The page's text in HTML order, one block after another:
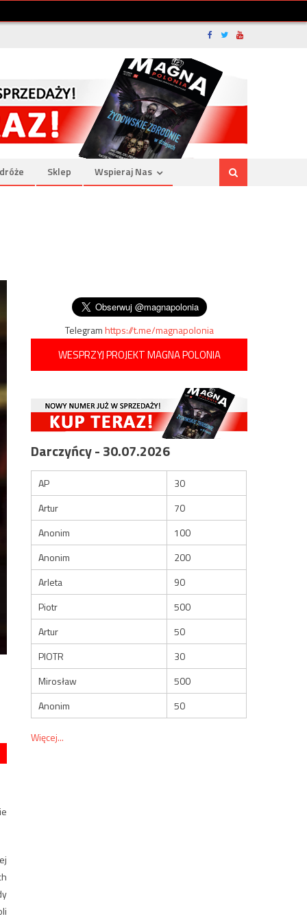
Sklep Wspieraj Nas
Telegramhttps://t.me/magnapolonia
WESPRZYJ PROJEKT MAGNA POLONIA
Darczyńcy - 30.07.2026
AP
30
Artur
70
Anonim
100
Anonim
200
Arleta
90
Piotr
500
Artur
50
PIOTR
30
Mirosław
500
Anonim
50
Więcej...